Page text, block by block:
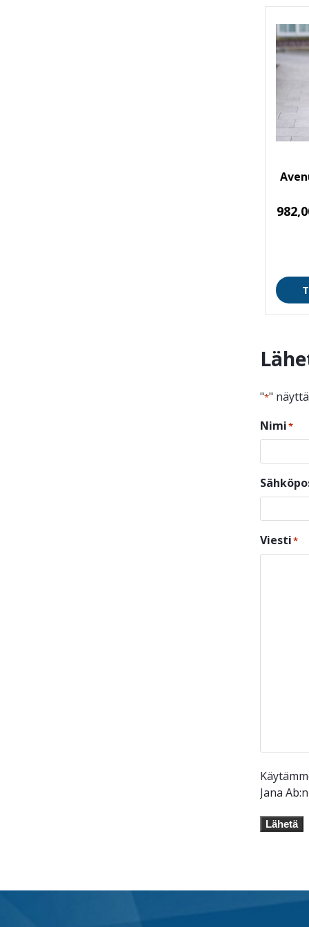
"*"
Nimi*
Viesti*
Jana Ab:n
Lähetä